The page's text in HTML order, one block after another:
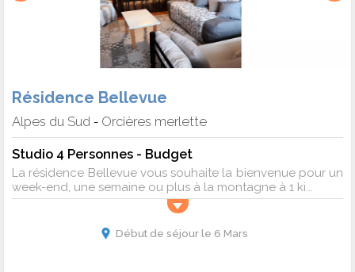
Résidence Bellevue
Alpes du Sud - Orcières merlette
Studio 4 Personnes - Budget
La résidence Bellevue vous souhaite la bienvenue pour un
week-end, une semaine ou plus à la montagne à 1 ki...
Début de séjour le 6 Mars